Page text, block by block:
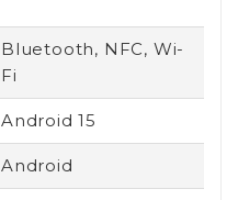
Bluetooth, NFC, Wi-
Fi
Android 15
Android